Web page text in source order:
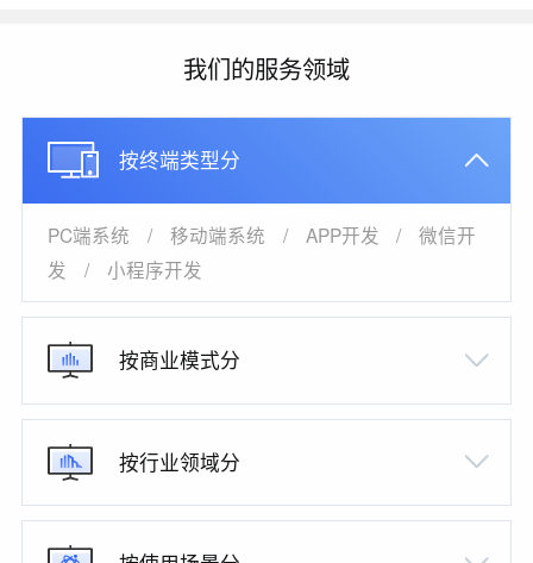
我们的服务领域
按终端类型分
PC端系统 / 移动端系统 / APP开发 /
微信开
发
/ 小程序开发
按商业模式分
按行业领域分